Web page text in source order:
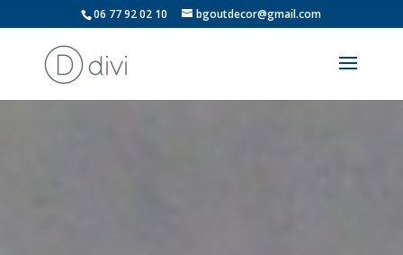
06 77 92 02 10 bgoutdecor@gmail.com